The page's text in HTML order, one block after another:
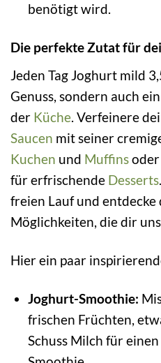
benötigt wird.
Die perfekte Zutat für
Jeden Tag Joghurt mild
Genuss, sondern auch
der Küche. Verfeinere
Saucen mit seiner
Kuchen und Muffinsoder
für erfrischende Desserts
freien Lauf und entdecke
Möglichkeiten, die dir
Hier ein paar
Joghurt-Smoothie:
frischen Früchten,
Schuss Milch für